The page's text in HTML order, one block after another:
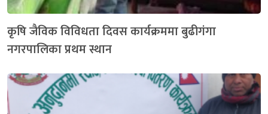
कृषि जैविक विविधता दिवस कार्यक्रममा बुढीगंगा
नगरपालिका प्रथम स्थान